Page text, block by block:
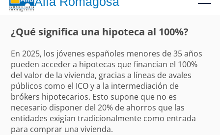
¿Qué significa una hipoteca al 100%?
En 2025, los jóvenes españoles menores de 35 años
pueden acceder a hipotecas que financian el 100%
del valor de la vivienda, gracias a líneas de avales
públicos como el ICO y a la intermediación de
brókers hipotecarios. Esto supone que no es
necesario disponer del 20% de ahorros que las
entidades exigían tradicionalmente como entrada
para comprar una vivienda.